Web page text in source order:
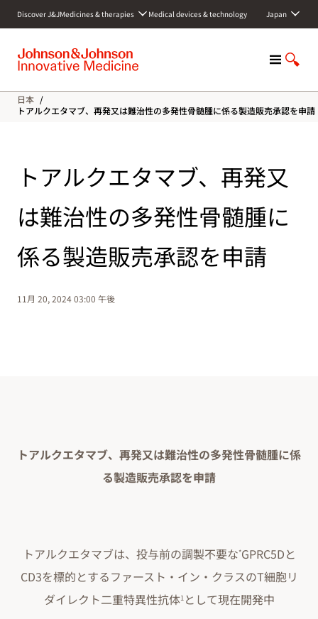
c
Discover J&JMedicines & therapies Medical devices & technology Japan
M
n
u
S
o
w
日本 /
トアルクエタマブ、再発又は難治性の多発性骨髄腫に係る製造販売承認を申請
トアルクエタマブ、再発又
は難治性の多発性骨髄腫に
係る製造販売承認を申請
11月 20, 2024 03:00 午後
トアルクエタマブ、再発又は難治性の多発性骨髄腫に係
る製造販売承認を申請
トアルクエタマブは、投与前の調製不要な*GPRC5Dと
CD3を標的とするファースト・イン・クラスのT細胞リ
ダイレクト二重特異性抗体1として現在開発中